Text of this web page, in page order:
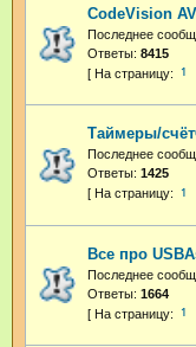
CodeVision
Последнее
Ответы: 8415
1
Таймеры/
Последнее
Ответы: 1425
1
Все про
Последнее
Ответы: 1664
1